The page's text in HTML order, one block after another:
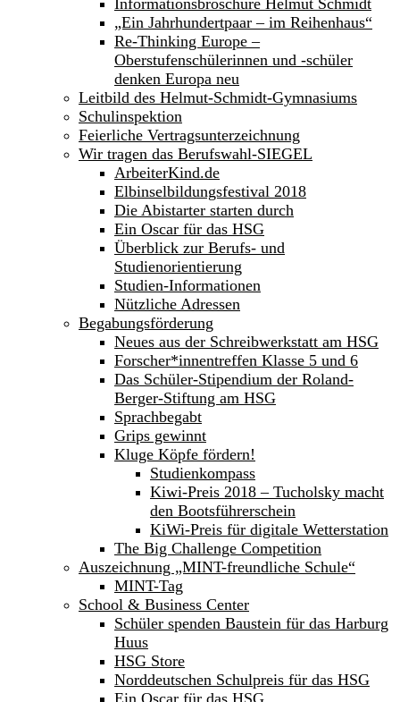
Informationsbroschüre Helmut Schmidt
„Ein Jahrhundertpaar – im Reihenhaus“
Re-Thinking Europe –
Oberstufenschülerinnen und -schüler
denken Europa neu
Leitbild des Helmut-Schmidt-Gymnasiums
Schulinspektion
Feierliche Vertragsunterzeichnung
Wir tragen das Berufswahl-SIEGEL
ArbeiterKind.de
Elbinselbildungsfestival 2018
Die Abistarter starten durch
Ein Oscar für das HSG
Überblick zur Berufs- und
Studienorientierung
Studien-Informationen
Nützliche Adressen
Begabungsförderung
Neues aus der Schreibwerkstatt am HSG
Forscher*innentreffen Klasse 5 und 6
Das Schüler-Stipendium der Roland-
Berger-Stiftung am HSG
Sprachbegabt
Grips gewinnt
Kluge Köpfe fördern!
Studienkompass
Kiwi-Preis 2018 – Tucholsky macht
den Bootsführerschein
KiWi-Preis für digitale Wetterstation
The Big Challenge Competition
Auszeichnung „MINT-freundliche Schule“
MINT-Tag
School & Business Center
Schüler spenden Baustein für das Harburg
Huus
HSG Store
Norddeutschen Schulpreis für das HSG